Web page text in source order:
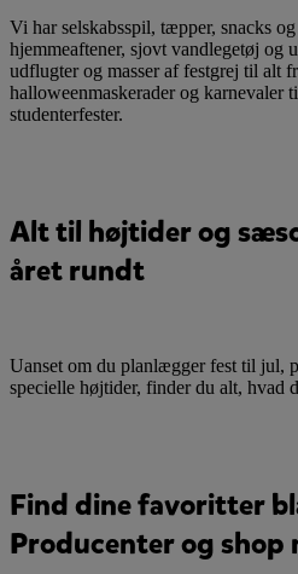
Vi har selskabsspil, tæpper, snacks
hjemmeaftener, sjovt vandlegetøj og
udflugter og masser af festgrej til alt
halloweenmaskerader og karnevaler
studenterfester.
Alt til højtider og
året rundt
Uanset om du planlægger fest til jul,
specielle højtider, finder du alt, hvad
Find dine favoritter
Producenter og shop